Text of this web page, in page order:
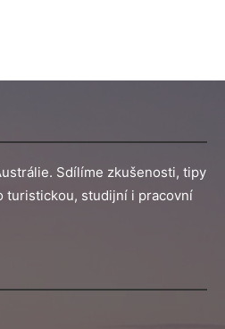
Sdílíme zkušenosti, tipy
turistickou, studijní i pracovní